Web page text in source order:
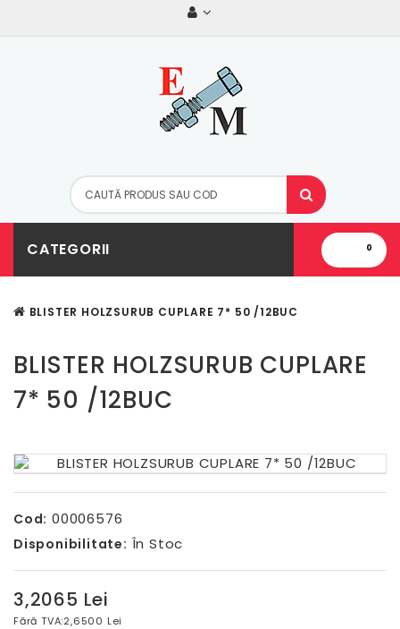
0
CATEGORII
BLISTER HOLZSURUB CUPLARE 7* 50 /12BUC
BLISTER HOLZSURUB CUPLARE
7* 50 /12BUC
Cod: 00006576
Disponibilitate: În Stoc
3,2065 Lei
Fără TVA:2,6500 Lei